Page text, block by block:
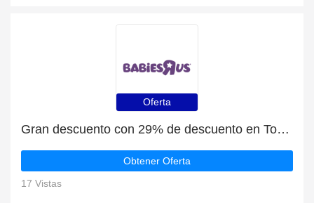
Oferta
Gran descuento con 29% de descuento en Toysrus
Obtener Oferta
17 Vistas